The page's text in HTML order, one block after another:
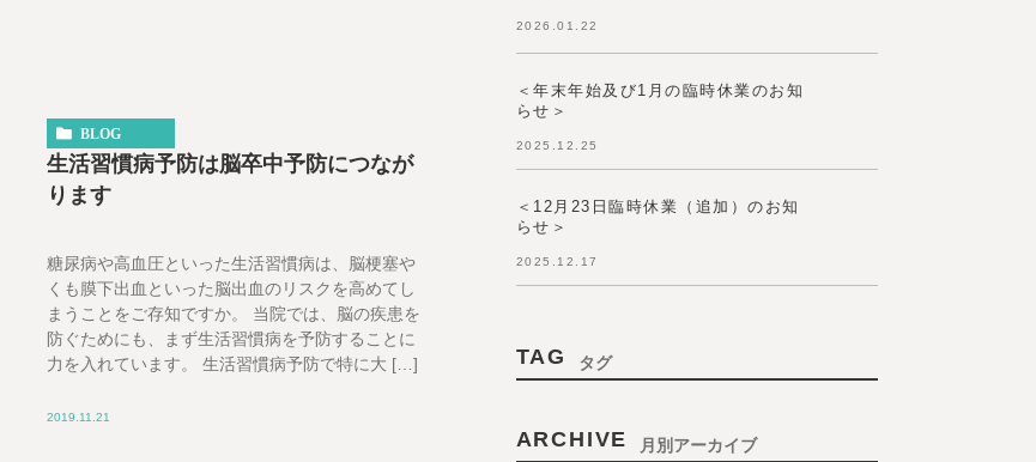
BLOG
生活習慣病予防は脳卒中予防につなが
ります
糖尿病や高血圧といった生活習慣病は、脳梗塞や
くも膜下出血といった脳出血のリスクを高めてし
まうことをご存知ですか。 当院では、脳の疾患を
防ぐためにも、まず生活習慣病を予防することに
力を入れています。 生活習慣病予防で特に大 […]
2019.11.21
2026.01.22
＜年末年始及び1月の臨時休業のお知
らせ＞
2025.12.25
＜12月23日臨時休業（追加）のお知
らせ＞
2025.12.17
TAG タグ
ARCHIVE 月別アーカイブ